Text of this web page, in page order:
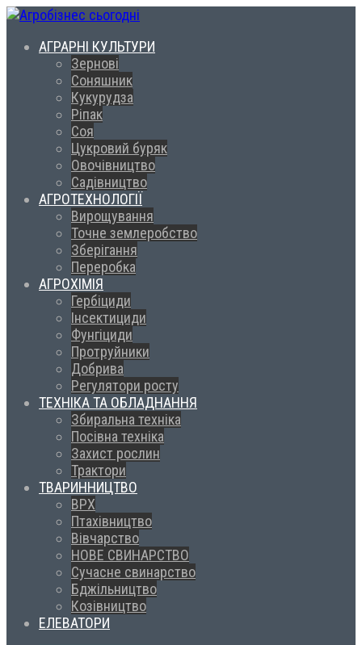
АГРАРНІ КУЛЬТУРИ
Зернові
Соняшник
Кукурудза
Ріпак
Соя
Цукровий буряк
Овочівництво
Садівництво
АГРОТЕХНОЛОГІЇ
Вирощування
Точне землеробство
Зберігання
Переробка
АГРОХІМІЯ
Гербіциди
Інсектициди
Фунгіциди
Протруйники
Добрива
Регулятори росту
ТЕХНІКА ТА ОБЛАДНАННЯ
Збиральна техніка
Посівна техніка
Захист рослин
Трактори
ТВАРИННИЦТВО
ВРХ
Птахівництво
Вівчарство
НОВЕ СВИНАРСТВО
Сучасне свинарство
Бджільництво
Козівництво
ЕЛЕВАТОРИ